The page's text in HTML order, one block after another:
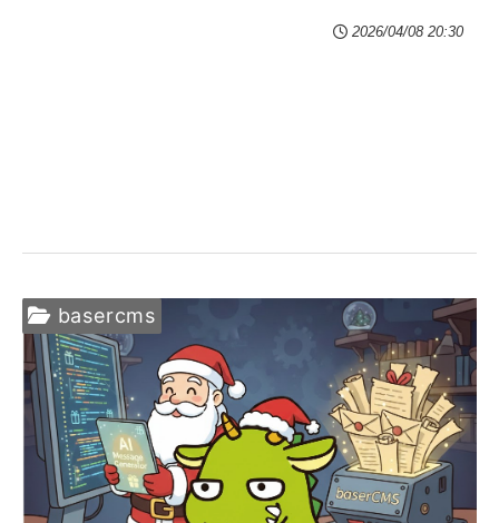
2026/04/08 20:30
basercms